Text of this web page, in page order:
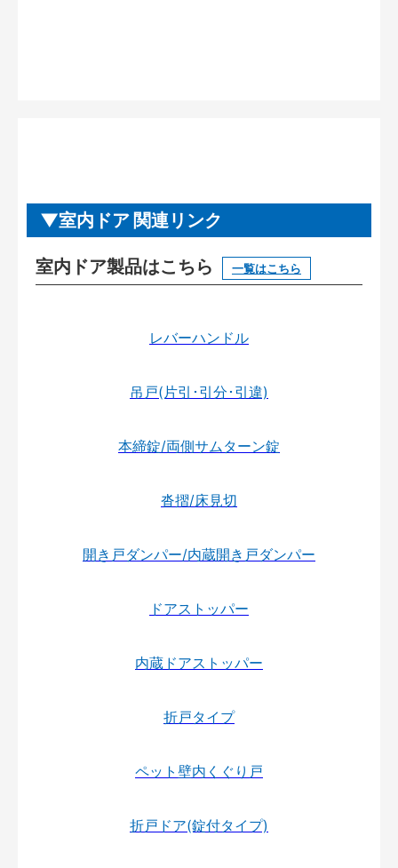
室内ドア 関連リンク
室内ドア製品はこちら 一覧はこちら
レバーハンドル
吊戸(片引･引分･引違)
本締錠/両側サムターン錠
沓摺/床見切
開き戸ダンパー/内蔵開き戸ダンパー
ドアストッパー
内蔵ドアストッパー
折戸タイプ
ペット壁内くぐり戸
折戸ドア(錠付タイプ)